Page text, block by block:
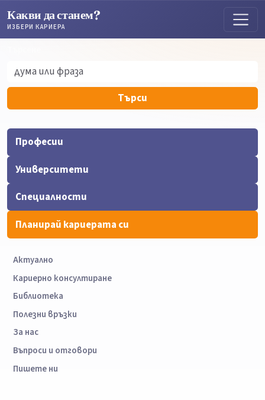
Какви да станем?
ИЗБЕРИ КАРИЕРА
Търси
Професии
Университети
Специалности
Планирай кариерата си
Актуално
Кариерно консултиране
Библиотека
Полезни връзки
За нас
Въпроси и отговори
Пишете ни